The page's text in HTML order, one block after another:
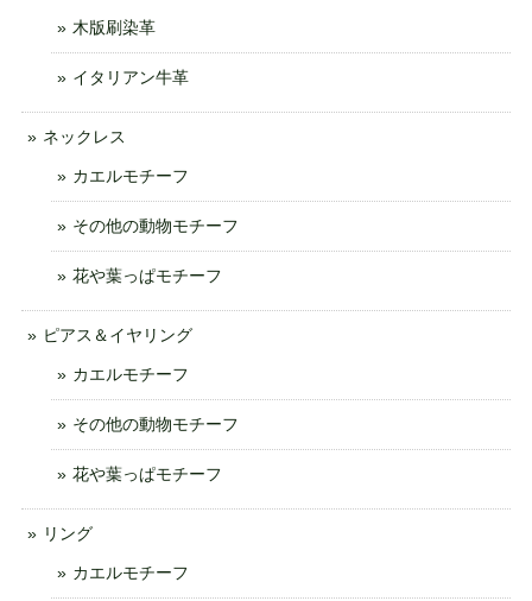
木版刷染革
イタリアン牛革
ネックレス
カエルモチーフ
その他の動物モチーフ
花や葉っぱモチーフ
ピアス＆イヤリング
カエルモチーフ
その他の動物モチーフ
花や葉っぱモチーフ
リング
カエルモチーフ